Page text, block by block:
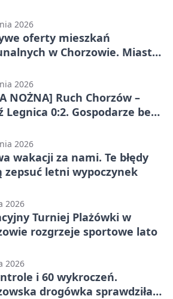
2026
oferty mieszkań
w Chorzowie. Miasto
2026
NOŻNA] Ruch Chorzów –
Legnica 0:2. Gospodarze bez
2026
wakacji za nami. Te błędy
zepsuć letni wypoczynek
2026
Turniej Plażówki w
rozgrzeje sportowe lato
2026
i 60 wykroczeń.
drogówka sprawdziła